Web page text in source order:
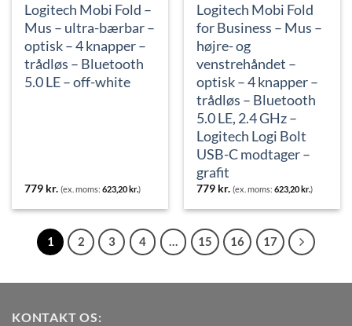
Logitech Mobi Fold –
Mus – ultra-bærbar –
optisk – 4 knapper –
trådløs – Bluetooth
5.0 LE – off-white
779 kr. (ex. moms:623,20 kr.)
Logitech Mobi Fold
for Business – Mus –
højre- og
venstrehåndet –
optisk – 4 knapper –
trådløs – Bluetooth
5.0 LE, 2.4 GHz –
Logitech Logi Bolt
USB-C modtager –
grafit
779 kr. (ex. moms:623,20 kr.)
1 2 3 4 … 15 16 17
KONTAKT OS: